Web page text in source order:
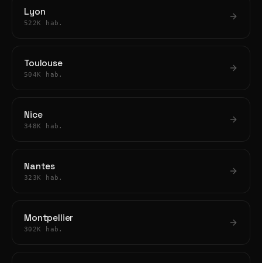
Lyon
522K hab.
Toulouse
504K hab.
Nice
348K hab.
Nantes
323K hab.
Montpellier
302K hab.